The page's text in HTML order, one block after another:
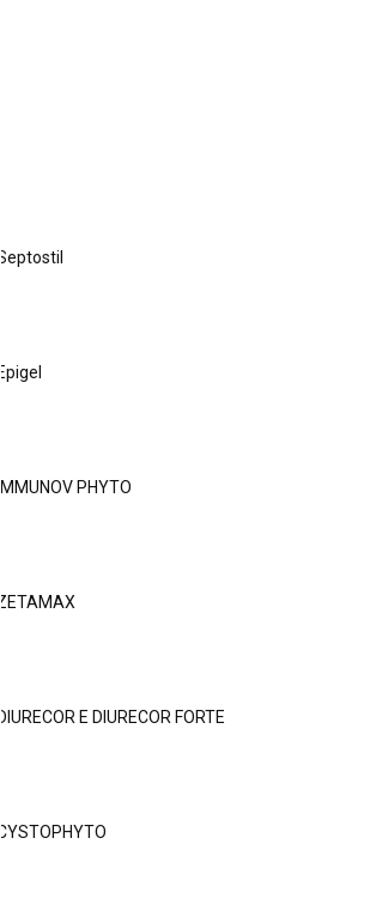
Septostil
Epigel
IMMUNOV PHYTO
ZETAMAX
DIURECOR E DIURECOR FORTE
CYSTOPHYTO